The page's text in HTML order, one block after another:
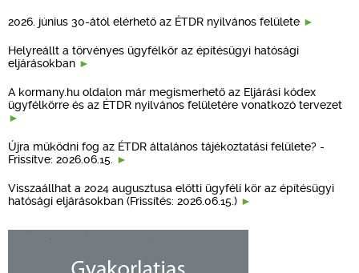
2026. június 30-ától elérhető az ÉTDR nyilvános felülete
Helyreállt a törvényes ügyfélkör az építésügyi hatósági
eljárásokban
A kormany.hu oldalon már megismerhető az Eljárási kódex
ügyfélkörre és az ÉTDR nyilvános felületére vonatkozó tervezet
Újra működni fog az ÉTDR általános tájékoztatási felülete? -
Frissítve: 2026.06.15.
Visszaállhat a 2024 augusztusa előtti ügyféli kör az építésügyi
hatósági eljárásokban (Frissítés: 2026.06.15.)